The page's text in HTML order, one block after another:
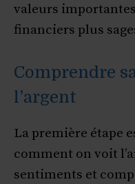
valeurs
financiers plus
Comprendre
l’argent
La première étape
comment on voit
sentiments et